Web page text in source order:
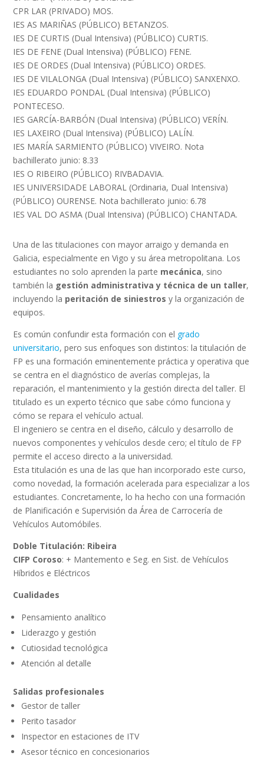
CPR LAR (PRIVADO) MOS.
IES AS MARIÑAS (PÚBLICO) BETANZOS.
IES DE CURTIS (Dual Intensiva) (PÚBLICO) CURTIS.
IES DE FENE (Dual Intensiva) (PÚBLICO) FENE.
IES DE ORDES (Dual Intensiva) (PÚBLICO) ORDES.
IES DE VILALONGA (Dual Intensiva) (PÚBLICO) SANXENXO.
IES EDUARDO PONDAL (Dual Intensiva) (PÚBLICO)
PONTECESO.
IES GARCÍA-BARBÓN (Dual Intensiva) (PÚBLICO) VERÍN.
IES LAXEIRO (Dual Intensiva) (PÚBLICO) LALÍN.
IES MARÍA SARMIENTO (PÚBLICO) VIVEIRO. Nota
bachillerato junio: 8.33
IES O RIBEIRO (PÚBLICO) RIVBADAVIA.
IES UNIVERSIDADE LABORAL (Ordinaria, Dual Intensiva)
(PÚBLICO) OURENSE. Nota bachillerato junio: 6.78
IES VAL DO ASMA (Dual Intensiva) (PÚBLICO) CHANTADA.
Una de las titulaciones con mayor arraigo y demanda en
Galicia, especialmente en Vigo y su área metropolitana. Los
estudiantes no solo aprenden la parte mecánica, sino
también la gestión administrativa y técnica de un taller,
incluyendo la peritación de siniestros y la organización de
equipos.
Es común confundir esta formación con el grado
universitario, pero sus enfoques son distintos: la titulación de
FP es una formación eminentemente práctica y operativa que
se centra en el diagnóstico de averías complejas, la
reparación, el mantenimiento y la gestión directa del taller. El
titulado es un experto técnico que sabe cómo funciona y
cómo se repara el vehículo actual.
El ingeniero se centra en el diseño, cálculo y desarrollo de
nuevos componentes y vehículos desde cero; el título de FP
permite el acceso directo a la universidad.
Esta titulación es una de las que han incorporado este curso,
como novedad, la formación acelerada para especializar a los
estudiantes. Concretamente, lo ha hecho con una formación
de Planificación e Supervisión da Área de Carrocería de
Vehículos Automóbiles.
Doble Titulación: Ribeira
CIFP Coroso: + Mantemento e Seg. en Sist. de Vehículos
Híbridos e Eléctricos
Cualidades
Pensamiento analítico
Liderazgo y gestión
Cutiosidad tecnológica
Atención al detalle
Salidas profesionales
Gestor de taller
Perito tasador
Inspector en estaciones de ITV
Asesor técnico en concesionarios